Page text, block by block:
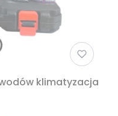
klimatyzacja